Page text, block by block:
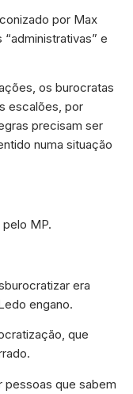
por Max
e
os burocratas
escalões, por
precisam ser
numa situação
MP.
era
engano.
que
pessoas que sabem